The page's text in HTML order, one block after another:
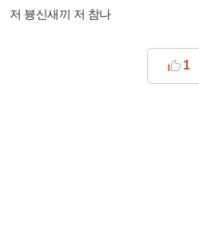
저 븅신새끼 저 참나
1